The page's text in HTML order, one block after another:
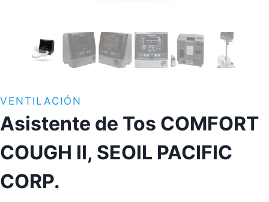
VENTILACIÓN
Asistente de Tos COMFORT
COUGH II, SEOIL PACIFIC
CORP.